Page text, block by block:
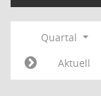
Quartal
Aktuell